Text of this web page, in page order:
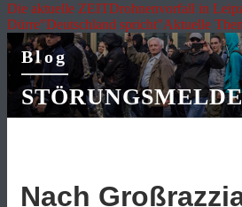
Die aktuelle ZEITDrohnenvorfall in
Dürre"Deutschland spricht"Aktuelle
Blog
Nach